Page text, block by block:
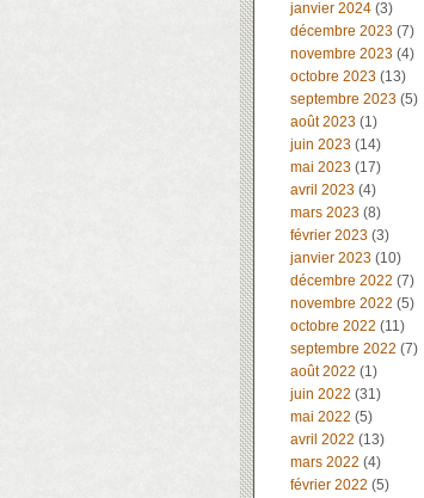
janvier 2024 (3)
décembre 2023 (7)
novembre 2023 (4)
octobre 2023 (13)
septembre 2023 (5)
août 2023 (1)
juin 2023 (14)
mai 2023 (17)
avril 2023 (4)
mars 2023 (8)
février 2023 (3)
janvier 2023 (10)
décembre 2022 (7)
novembre 2022 (5)
octobre 2022 (11)
septembre 2022 (7)
août 2022 (1)
juin 2022 (31)
mai 2022 (5)
avril 2022 (13)
mars 2022 (4)
février 2022 (5)